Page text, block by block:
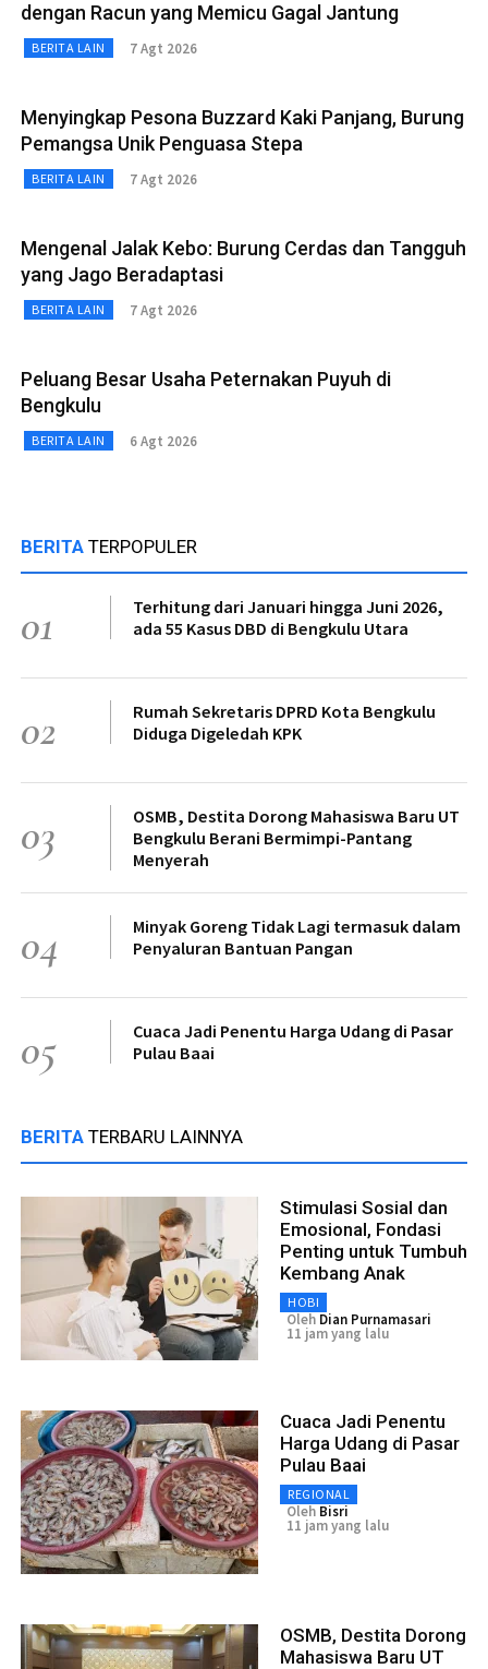
dengan Racun yang Memicu Gagal Jantung
BERITA LAIN 7 Agt 2026
Menyingkap Pesona Buzzard Kaki Panjang, Burung
Pemangsa Unik Penguasa Stepa
BERITA LAIN 7 Agt 2026
Mengenal Jalak Kebo: Burung Cerdas dan Tangguh
yang Jago Beradaptasi
BERITA LAIN 7 Agt 2026
Peluang Besar Usaha Peternakan Puyuh di
Bengkulu
BERITA LAIN 6 Agt 2026
BERITA TERPOPULER
01
Terhitung dari Januari hingga Juni 2026,
ada 55 Kasus DBD di Bengkulu Utara
02
Rumah Sekretaris DPRD Kota Bengkulu
Diduga Digeledah KPK
03
OSMB, Destita Dorong Mahasiswa Baru UT
Bengkulu Berani Bermimpi-Pantang
Menyerah
04
Minyak Goreng Tidak Lagi termasuk dalam
Penyaluran Bantuan Pangan
05
Cuaca Jadi Penentu Harga Udang di Pasar
Pulau Baai
BERITA TERBARU LAINNYA
Stimulasi Sosial dan
Emosional, Fondasi
Penting untuk Tumbuh
Kembang Anak
HOBI
Oleh Dian Purnamasari
11 jam yang lalu
Cuaca Jadi Penentu
Harga Udang di Pasar
Pulau Baai
REGIONAL
Oleh Bisri
11 jam yang lalu
OSMB, Destita Dorong
Mahasiswa Baru UT